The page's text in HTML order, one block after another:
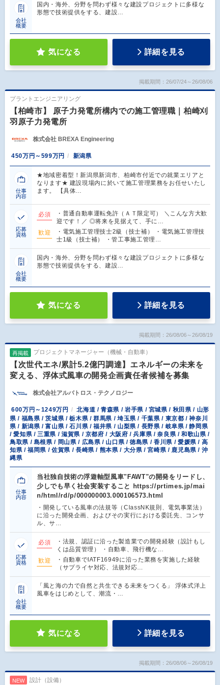
会社
概要
国内・海外、分野を問わず様々な建設プロジェクトに多様な
形態で技術提供をする、建設…
気になる 詳細を見る
掲載期間：26/07/24～26/08/06
プラントエンジニアリング
【柏崎市】 原子力発電所構内での施工管理職｜柏崎刈
羽原子力発電所
株式会社 BREXA Engineering
450万円～599万円 新潟県
仕事
内容
★地域密着型！新潟県新潟市、柏崎市付近での就業エリアと
なります★ 建設現場内に於いて施工管理業務をお任せいたし
ます。 【具体…
応募
資格
必須
・普通自動車運転免許（ＡＴ限定可） ＼こんな方大歓
迎です！／ ◎将来を見据えて、手に…
歓迎
・電気施工管理技士2級（技士補） ・電気施工管理技
士1級（技士補） ・管工事施工管理…
会社
概要
国内・海外、分野を問わず様々な建設プロジェクトに多様な
形態で技術提供をする、建設…
気になる 詳細を見る
掲載期間：26/08/06～26/08/19
再掲載 プロジェクトマネージャー（機械・自動車）
【次世代エネ/累計5.2億円調達】エネルギーの未来を
変える、浮体式風車の開発企画責任者候補を募集
株式会社アルバトロス・テクノロジー
600万円～1249万円
北海道 / 青森県 / 岩手県 / 宮城県 / 秋田県 / 山形
県 / 福島県 / 茨城県 / 栃木県 / 群馬県 / 埼玉県 / 千葉県 / 東京都 / 神奈川
県 / 新潟県 / 富山県 / 石川県 / 福井県 / 山梨県 / 長野県 / 岐阜県 / 静岡県
/ 愛知県 / 三重県 / 滋賀県 / 京都府 / 大阪府 / 兵庫県 / 奈良県 / 和歌山県 /
鳥取県 / 島根県 / 岡山県 / 広島県 / 山口県 / 徳島県 / 香川県 / 愛媛県 / 高
知県 / 福岡県 / 佐賀県 / 長崎県 / 熊本県 / 大分県 / 宮崎県 / 鹿児島県 / 沖
縄県
仕事
内容
当社独自技術の浮遊軸型風車"FAWT"の開発をリードし、
少しでも早く社会実装すること https://prtimes.jp/mai
n/html/rd/p/000000003.000106573.html
・開発している風車の法規等（ClassNK規則、電気事業法）
に沿った開発企画、およびその実行における委託先、コンサ
ル、サ…
応募
資格
必須
・法規、認証に沿った製造業での開発経験（設計もし
くは品質管理） ・自動車、飛行機な…
歓迎
・自動車でIATF16949に沿った業務を実施した経験
（サプライヤ対応、法規対応…
会社
概要
「風と海の力で自然と共生できる未来をつくる」 浮体式洋上
風車をはじめとして、潮流・…
気になる 詳細を見る
掲載期間：26/08/06～26/08/19
NEW 設計（設備）